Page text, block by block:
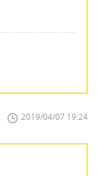
2019/04/07 19:24